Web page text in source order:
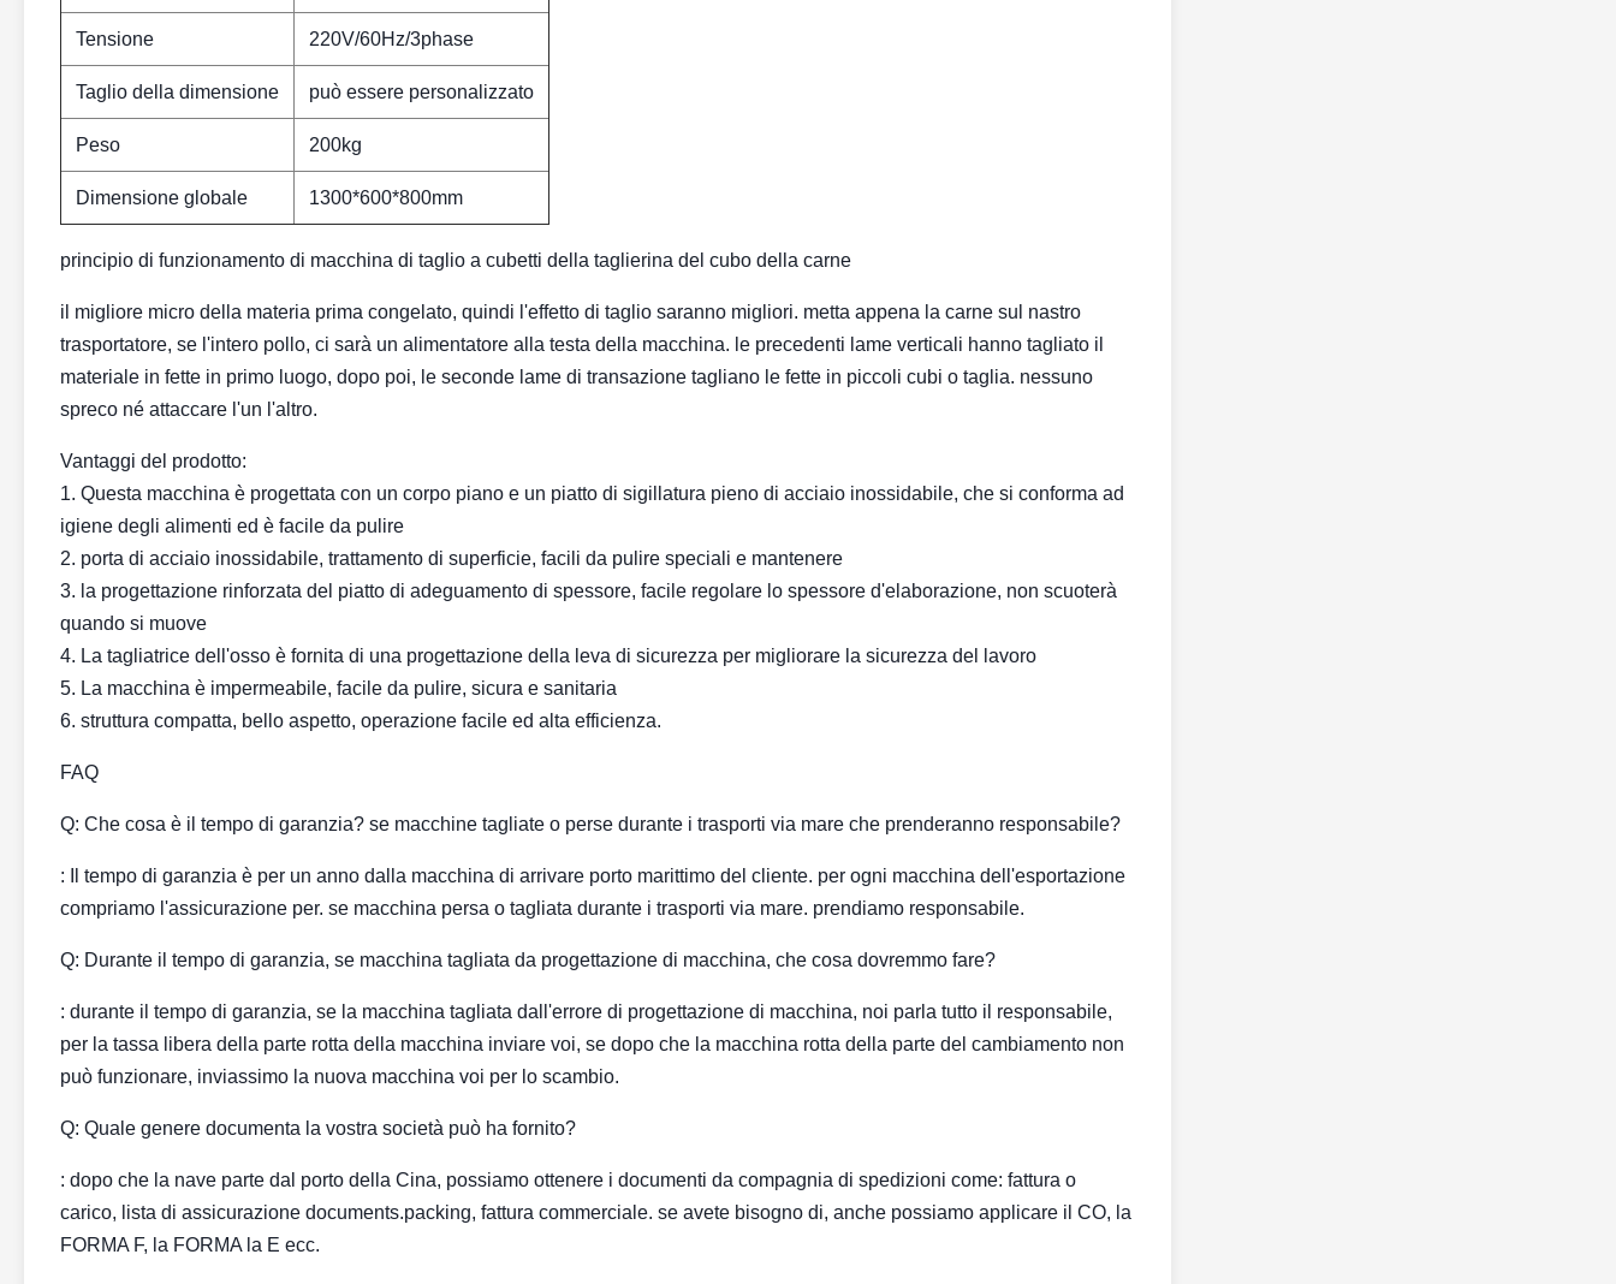
Tensione 220V/60Hz/3phase
Taglio della dimensione può essere personalizzato
Peso 200kg
Dimensione globale 1300*600*800mm
principio di funzionamento di macchina di taglio a cubetti della taglierina del cubo della carne
il migliore micro della materia prima congelato, quindi l'effetto di taglio saranno migliori. metta appena la carne sul nastro
trasportatore, se l'intero pollo, ci sarà un alimentatore alla testa della macchina. le precedenti lame verticali hanno tagliato il
materiale in fette in primo luogo, dopo poi, le seconde lame di transazione tagliano le fette in piccoli cubi o taglia. nessuno
spreco né attaccare l'un l'altro.
Vantaggi del prodotto:
1. Questa macchina è progettata con un corpo piano e un piatto di sigillatura pieno di acciaio inossidabile, che si conforma ad
igiene degli alimenti ed è facile da pulire
2. porta di acciaio inossidabile, trattamento di superficie, facili da pulire speciali e mantenere
3. la progettazione rinforzata del piatto di adeguamento di spessore, facile regolare lo spessore d'elaborazione, non scuoterà
quando si muove
4. La tagliatrice dell'osso è fornita di una progettazione della leva di sicurezza per migliorare la sicurezza del lavoro
5. La macchina è impermeabile, facile da pulire, sicura e sanitaria
6. struttura compatta, bello aspetto, operazione facile ed alta efficienza.
FAQ
Q: Che cosa è il tempo di garanzia? se macchine tagliate o perse durante i trasporti via mare che prenderanno responsabile?
: Il tempo di garanzia è per un anno dalla macchina di arrivare porto marittimo del cliente. per ogni macchina dell'esportazione
compriamo l'assicurazione per. se macchina persa o tagliata durante i trasporti via mare. prendiamo responsabile.
Q: Durante il tempo di garanzia, se macchina tagliata da progettazione di macchina, che cosa dovremmo fare?
: durante il tempo di garanzia, se la macchina tagliata dall'errore di progettazione di macchina, noi parla tutto il responsabile,
per la tassa libera della parte rotta della macchina inviare voi, se dopo che la macchina rotta della parte del cambiamento non
può funzionare, inviassimo la nuova macchina voi per lo scambio.
Q: Quale genere documenta la vostra società può ha fornito?
: dopo che la nave parte dal porto della Cina, possiamo ottenere i documenti da compagnia di spedizioni come: fattura o
carico, lista di assicurazione documents.packing, fattura commerciale. se avete bisogno di, anche possiamo applicare il CO, la
FORMA F, la FORMA la E ecc.